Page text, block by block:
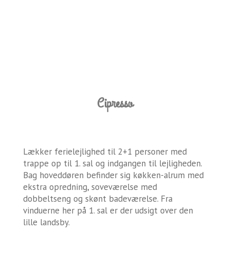
Cipresso
Lækker ferielejlighed til 2+1 personer med
trappe op til 1. sal og indgangen til lejligheden.
Bag hoveddøren befinder sig køkken-alrum med
ekstra opredning, soveværelse med
dobbeltseng og skønt badeværelse. Fra
vinduerne her på 1. sal er der udsigt over den
lille landsby.